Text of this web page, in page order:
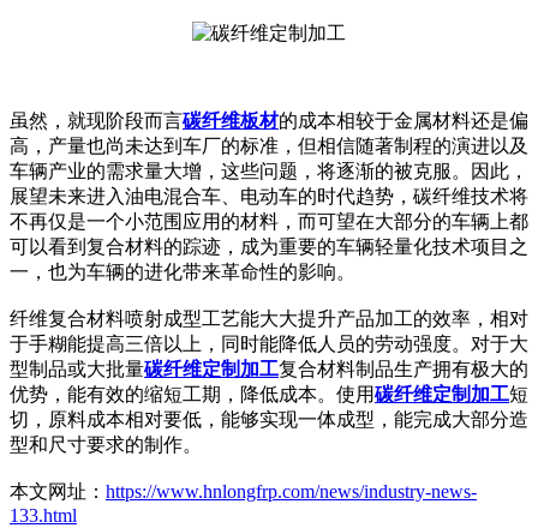
虽然，就现阶段而言碳纤维板材的成本相较于金属材料还是偏
高，产量也尚未达到车厂的标准，但相信随著制程的演进以及
车辆产业的需求量大增，这些问题，将逐渐的被克服。因此，
展望未来进入油电混合车、电动车的时代趋势，碳纤维技术将
不再仅是一个小范围应用的材料，而可望在大部分的车辆上都
可以看到复合材料的踪迹，成为重要的车辆轻量化技术项目之
一，也为车辆的进化带来革命性的影响。
纤维复合材料喷射成型工艺能大大提升产品加工的效率，相对
于手糊能提高三倍以上，同时能降低人员的劳动强度。对于大
型制品或大批量碳纤维定制加工复合材料制品生产拥有极大的
优势，能有效的缩短工期，降低成本。使用碳纤维定制加工短
切，原料成本相对要低，能够实现一体成型，能完成大部分造
型和尺寸要求的制作。
本文网址： https://www.hnlongfrp.com/news/industry-news-
133.html